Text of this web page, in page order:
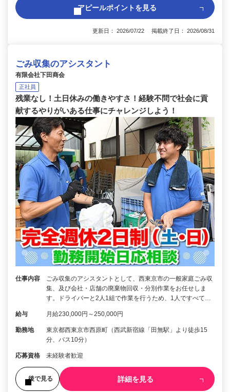
アピールポイントを見る
更新日： 2026/07/22 掲載終了日： 2026/08/31
ごみ収集のアシスタント
有限会社下田商会
正社員
残業なし！土日休みの働きやすさ！経験不問で社会に貢
献するやりがいある仕事にチャレンジしよう！
仕事内容
ごみ収集のアシスタントとして、西東京市の一般家庭ごみ収
集、及び会社・店舗の廃棄物回収・分別作業をお任せしま
す。ドライバーと2人1組で作業を行うため、1人ですべて…
給与 月給230,000円～250,000円
勤務地
東京都西東京市西原町（西武新宿線「田無駅」より徒歩15
分、バス10分）
応募資格 未経験者歓迎
後で見る 詳細を見る